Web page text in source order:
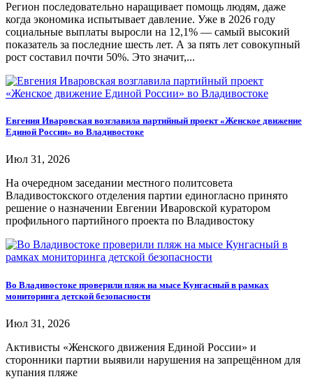
Регион последовательно наращивает помощь людям, даже
когда экономика испытывает давление. Уже в 2026 году
социальные выплаты выросли на 12,1% — самый высокий
показатель за последние шесть лет. А за пять лет совокупный
рост составил почти 50%. Это значит,...
Евгения Иваровская возглавила партийный проект «Женское движение
Единой России» во Владивостоке
Июл 31, 2026
На очередном заседании местного политсовета
Владивостокского отделения партии единогласно принято
решение о назначении Евгении Иваровской куратором
профильного партийного проекта по Владивостоку
Во Владивостоке проверили пляж на мысе Кунгасный в рамках
мониторинга детской безопасности
Июл 31, 2026
Активисты «Женского движения Единой России» и
сторонники партии выявили нарушения на запрещённом для
купания пляже